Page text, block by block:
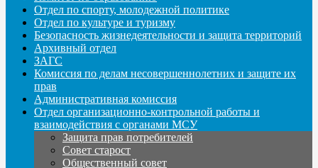
Отдел по спорту, молодежной политике
Отдел по культуре и туризму
Безопасность жизнедеятельности и защита территорий
Архивный отдел
ЗАГС
Комиссия по делам несовершеннолетних и защите их
прав
Административная комиссия
Отдел организационно-контрольной работы и
взаимодействия с органами МСУ
Защита прав потребителей
Совет старост
Общественный совет